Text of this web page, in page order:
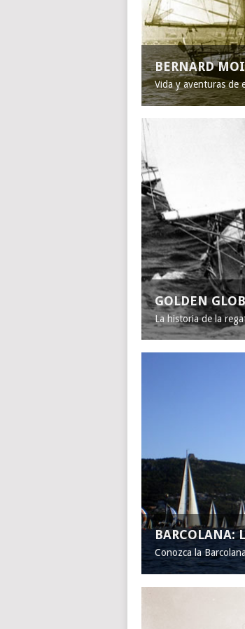
BERNARD
Vida y aventuras de
GOLDEN
La historia de la
BARCOLANA:
Conozca la